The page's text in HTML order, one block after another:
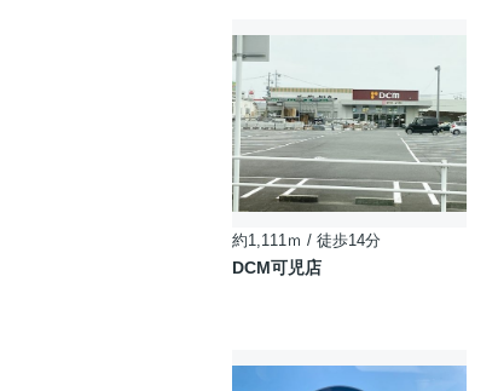
約1,111ｍ / 徒歩14分
DCM可児店